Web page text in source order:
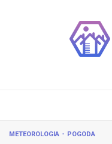
METEOROLOGIA POGODA